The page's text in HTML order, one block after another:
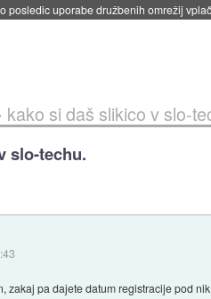
umetne inteligence doslej::včeraj ob
kako si daš slikico v slo-
slo-techu.
zakaj pa dajete datum registracije pod